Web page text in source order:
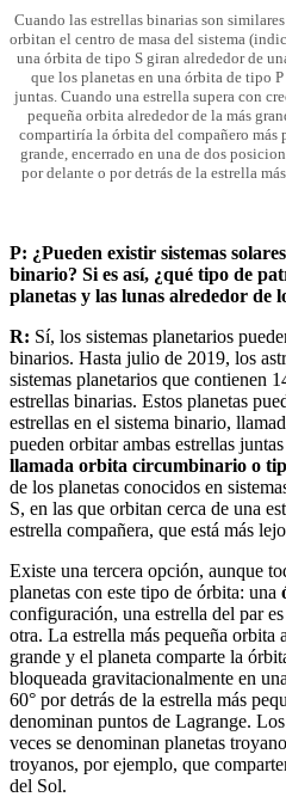
el
mayo,
20233
mayo,
2023
Cuando las estrellas binarias son
orbitan el centro de masa del sistema
una órbita de tipo S giran alrededor de
que los planetas en una órbita de tipo
juntas. Cuando una estrella supera con
pequeña orbita alrededor de la más
compartiría la órbita del compañero más
grande, encerrado en una de dos
por delante o por detrás de la estrella más
P: ¿Pueden existir sistemas
binario? Si es así, ¿qué tipo de
planetas y las lunas alrededor de
R: Sí, los sistemas planetarios
binarios. Hasta julio de 2019, los
sistemas planetarios que contienen
estrellas binarias. Estos planetas
estrellas en el sistema binario,
pueden orbitar ambas estrellas
llamada orbita circumbinario o
de los planetas conocidos en
S, en las que orbitan cerca de una
estrella compañera, que está más
Existe una tercera opción, aunque
planetas con este tipo de órbita: una
configuración, una estrella del par
otra. La estrella más pequeña orbita
grande y el planeta comparte la
bloqueada gravitacionalmente en
60° por detrás de la estrella más
denominan puntos de Lagrange.
veces se denominan planetas
troyanos, por ejemplo, que
del Sol.